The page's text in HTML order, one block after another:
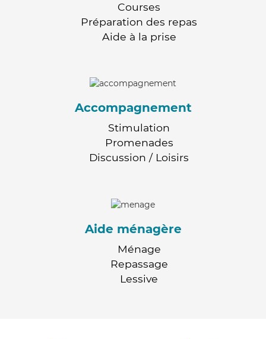
Courses
Préparation des repas
Aide à la prise
Accompagnement
Stimulation
Promenades
Discussion / Loisirs
Aide ménagère
Ménage
Repassage
Lessive